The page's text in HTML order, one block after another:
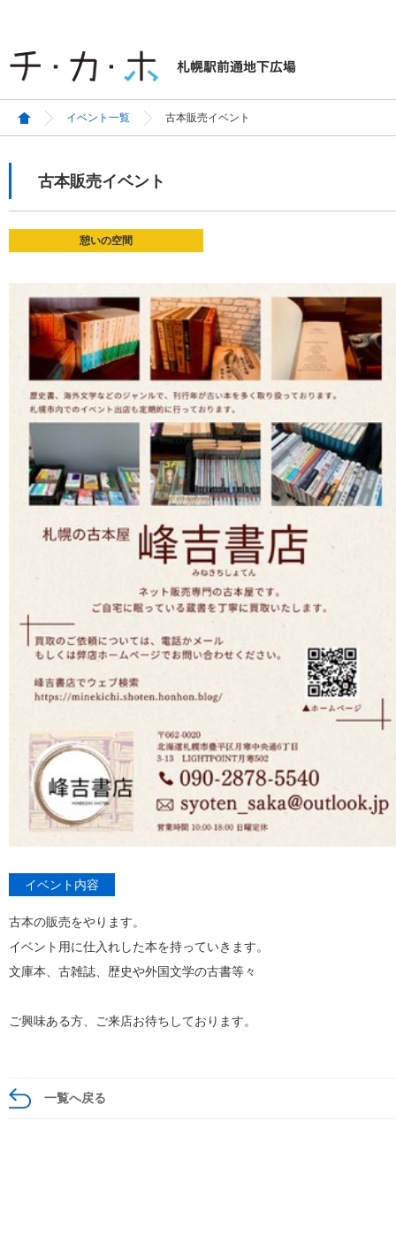
イベント一覧 古本販売イベント
古本販売イベント
憩いの空間
イベント内容
古本の販売をやります。
イベント用に仕入れした本を持っていきます。
文庫本、古雑誌、歴史や外国文学の古書等々
ご興味ある方、ご来店お待ちしております。
一覧へ戻る